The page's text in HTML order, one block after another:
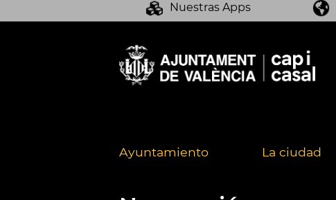
Nuestras Apps
Ayuntamiento La ciudad